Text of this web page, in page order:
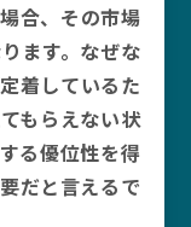
合、その市場
ます。なぜな
着しているた
もらえない状
る優位性を得
だと言えるで